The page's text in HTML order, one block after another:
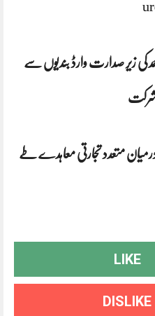
کی زیر صدارت وارڈ بندیوں سے
شرکت
درمیان متعدد تجارتی معاہدے طے
LIKE
DISLIKE